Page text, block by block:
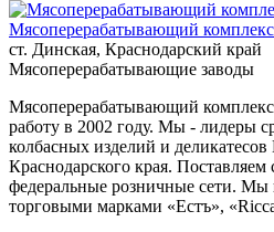
Мясоперерабатывающий
ст. Динская, Краснодарский край
Мясоперерабатывающие заводы
Мясоперерабатывающий
работу в 2002 году. Мы - лидеры
колбасных изделий и деликатесов
Краснодарского края.
федеральные розничные сети.
торговыми марками «Естъ»,